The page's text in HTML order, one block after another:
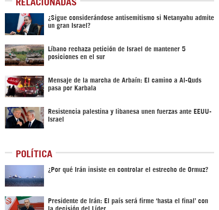
¿Sigue considerándose antisemitismo si Netanyahu admite
un gran Israel?
Líbano rechaza petición de Israel de mantener 5
posiciones en el sur
Mensaje de la marcha de Arbaín: El camino a Al-Quds
pasa por Karbala
Resistencia palestina y libanesa unen fuerzas ante EEUU-
Israel
POLÍTICA
¿Por qué Irán insiste en controlar el estrecho de Ormuz?
Presidente de Irán: El país será firme ‘hasta el final’ con
la decisión del Líder